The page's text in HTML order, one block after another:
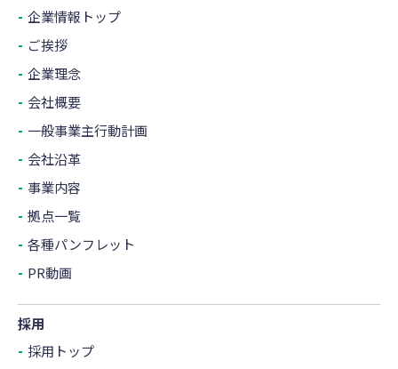
企業情報トップ
ご挨拶
企業理念
会社概要
一般事業主行動計画
会社沿革
事業内容
拠点一覧
各種パンフレット
PR動画
採用
採用トップ